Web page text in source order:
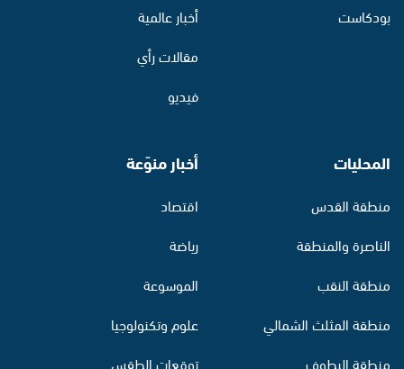
بودكاست
أخبار عالمية
مقالات رأي
فيديو
المحليات
منطقة القدس
الناصرة والمنطقة
منطقة النقب
منطقة المثلث الشمالي
منطقة البطوف
أخبار منوّعة
اقتصاد
رياضة
الموسوعة
علوم وتكنولوجيا
توقعات الطقس